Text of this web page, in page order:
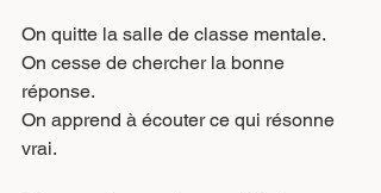
On quitte la salle de classe mentale.
On cesse de chercher la bonne
réponse.
On apprend à écouter ce qui résonne
vrai.